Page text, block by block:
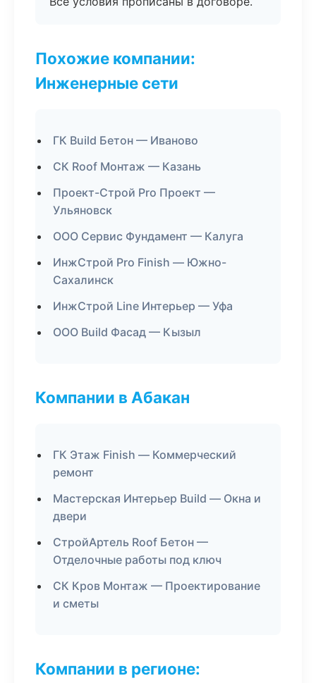
Похожие компании:
Инженерные сети
ГК Build Бетон — Иваново
СК Roof Монтаж — Казань
Проект-Строй Pro Проект —
Ульяновск
ООО Сервис Фундамент — Калуга
ИнжСтрой Pro Finish — Южно-
Сахалинск
ИнжСтрой Line Интерьер — Уфа
ООО Build Фасад — Кызыл
Компании в Абакан
ГК Этаж Finish — Коммерческий
ремонт
Мастерская Интерьер Build — Окна и
двери
СтройАртель Roof Бетон —
Отделочные работы под ключ
СК Кров Монтаж — Проектирование
и сметы
Компании в регионе: